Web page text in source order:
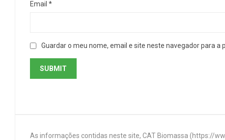
Email *
Guardar o meu nome, email e site neste navegador para a
As informações contidas neste site, CAT Biomassa (https://